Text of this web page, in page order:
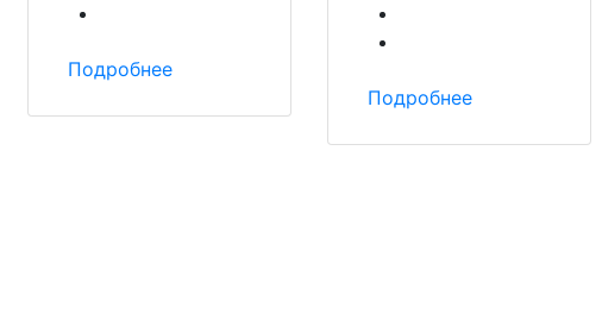
Подробнее
Подробнее